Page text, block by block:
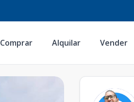
Comprar Alquilar Vender